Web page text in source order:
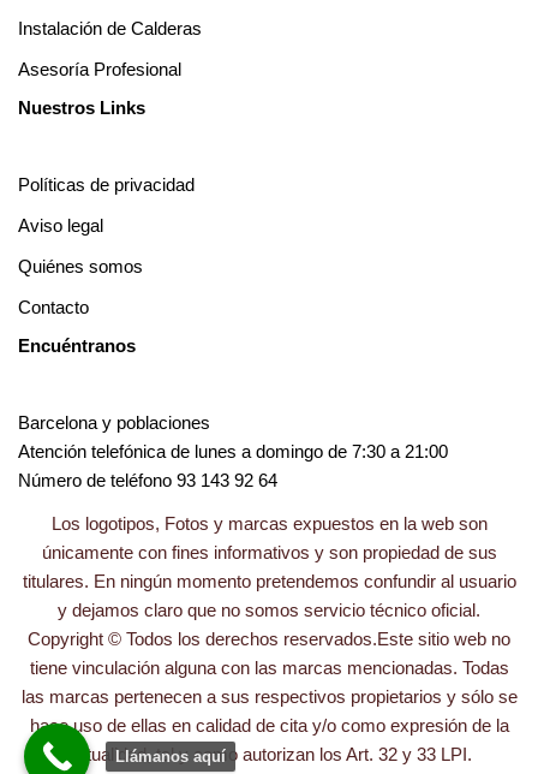
Instalación de Calderas
Asesoría Profesional
Nuestros Links
Políticas de privacidad
Aviso legal
Quiénes somos
Contacto
Encuéntranos
Barcelona y poblaciones
Atención telefónica de lunes a domingo de 7:30 a 21:00
Número de teléfono 93 143 92 64
Los logotipos, Fotos y marcas expuestos en la web son
únicamente con fines informativos y son propiedad de sus
titulares. En ningún momento pretendemos confundir al usuario
y dejamos claro que no somos servicio técnico oficial.
Copyright © Todos los derechos reservados.Este sitio web no
tiene vinculación alguna con las marcas mencionadas. Todas
las marcas pertenecen a sus respectivos propietarios y sólo se
hace uso de ellas en calidad de cita y/o como expresión de la
actualidad, tal y como autorizan los Art. 32 y 33 LPI.
Llámanos aquí